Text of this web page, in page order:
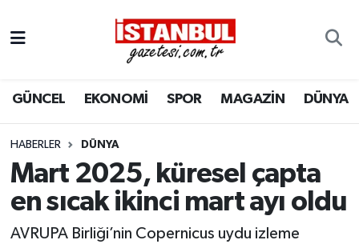
GÜNCEL EKONOMİ SPOR MAGAZİN DÜNYA
HABERLER DÜNYA
Mart 2025, küresel çapta
en sıcak ikinci mart ayı oldu
AVRUPA Birliği’nin Copernicus uydu izleme
EKONOMİ
İSTANBUL
DÜNYA
Nöbetçi Eczaneler
Hava Durumu
Trafik Durumu
Süper Lig Puan Durumu ve Fikstür